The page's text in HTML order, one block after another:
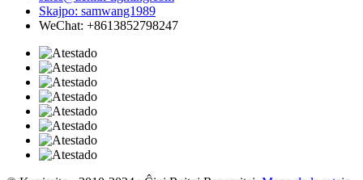
Skajpo: samwang1989
WeChat: +8613852798247